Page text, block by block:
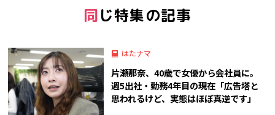
同じ特集の記事
はたナマ
片瀬那奈、40歳で女優から会社員に。
週5出社・勤務4年目の現在「広告塔と
思われるけど、実態はほぼ真逆です」